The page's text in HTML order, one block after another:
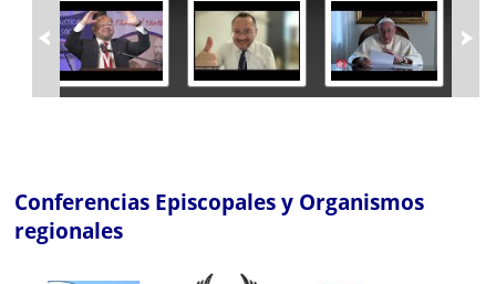
Conferencias Episcopales y Organismos
regionales